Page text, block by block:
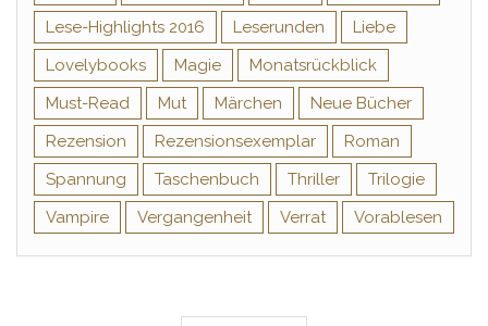
Lese-Highlights 2016
Leserunden
Liebe
Lovelybooks
Magie
Monatsrückblick
Must-Read
Mut Märchen
Neue Bücher
Rezension
Rezensionsexemplar
Roman
Spannung
Taschenbuch Thriller
Trilogie
Vampire
Vergangenheit Verrat Vorablesen